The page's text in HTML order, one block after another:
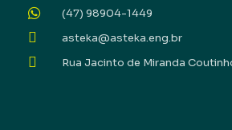
(47) 98904-1449
asteka@asteka.eng.br
Rua Jacinto de Miranda